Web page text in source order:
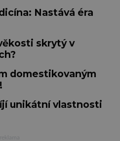
Nastává éra
skrytý v
domestikovaným
unikátní vlastnosti